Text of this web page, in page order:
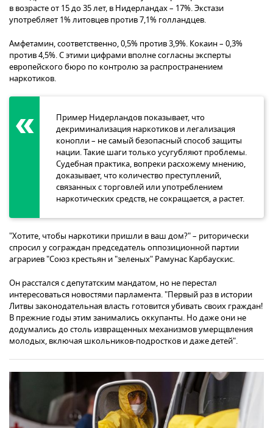
в возрасте от 15 до 35 лет, в Нидерландах – 17%. Экстази
употребляет 1% литовцев против 7,1% голландцев.
Амфетамин, соответственно, 0,5% против 3,9%. Кокаин – 0,3%
против 4,5%. С этими цифрами вполне согласны эксперты
европейского бюро по контролю за распространением
наркотиков.
Пример Нидерландов показывает, что
декриминализация наркотиков и легализация
конопли – не самый безопасный способ защиты
нации. Такие шаги только усугубляют проблемы.
Судебная практика, вопреки расхожему мнению,
доказывает, что количество преступлений,
связанных с торговлей или употреблением
наркотических средств, не сокращается, а растет.
"Хотите, чтобы наркотики пришли в ваш дом?" – риторически
спросил у сограждан председатель оппозиционной партии
аграриев "Союз крестьян и "зеленых" Рамунас Карбаускис.
Он расстался с депутатским мандатом, но не перестал
интересоваться новостями парламента. "Первый раз в истории
Литвы законодательная власть готовится убивать своих граждан!
В прежние годы этим занимались оккупанты. Но даже они не
додумались до столь извращенных механизмов умерщвления
молодых, включая школьников-подростков и даже детей".